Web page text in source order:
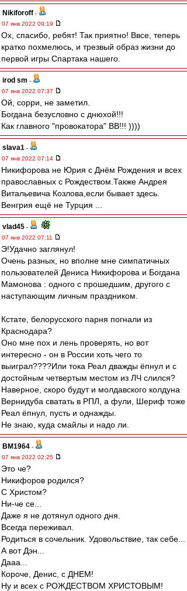
Nikiforoff -
07 янв 2022 09:19
Ох, спасибо, ребят! Так приятно! Ввсе, теперь
кратко похмелюсь, и трезвый образ жизни до
первой игры Спартака нашего.
irod sm -
07 янв 2022 07:37
Ой, сорри, не заметил.
Богдана безусловно с днюхой!!!
Как главного "провокатора" ВВ!!! ))))
slava1 -
07 янв 2022 07:14
Никифорова не Юрия с Днём Рождения и всех
православных с Рождеством.Также Андрея
Витальевича Козлова,если бывает здесь.
Венгрия ещё не Турция ...
vlad45 -
07 янв 2022 07:11
Э!Удачно заглянул!
Очень разных, но вполне мне симпатичных
пользователей Дениса Никифорова и Богдана
Мамонова : одного с прошедшим, другого с
наступающим личным праздником.
Кстате, белорусского парня погнали из
Краснодара?
Оно мне пох и лень проверять, но вот
интересно - он в России хоть чего то
выиграл????Или тока Реал дважды ёпнул и с
достойным четвертым местом из ЛЧ слился?
Наверное, скоро будут и молдавского колдуна
Вернидуба сватать в РПЛ, а фули, Шериф тоже
Реал ёпнул, пусть и однажды.
Не знаю, куда смайлы и надо ли.
BM1964 -
07 янв 2022 02:25
Это че?
Никифоров родился?
С Христом?
Ни-че се...
Даже я не дотянул одного дня.
Всегда переживал.
Родиться в сочельник. Удовольствие, так себе...
А вот Дэн...
Дааа...
Короче, Денис, с ДНЕМ!
Ну и всех с РОЖДЕСТВОМ ХРИСТОВЫМ!